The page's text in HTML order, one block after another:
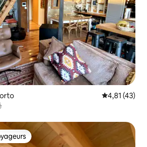
Évaluation
4,81 (43)